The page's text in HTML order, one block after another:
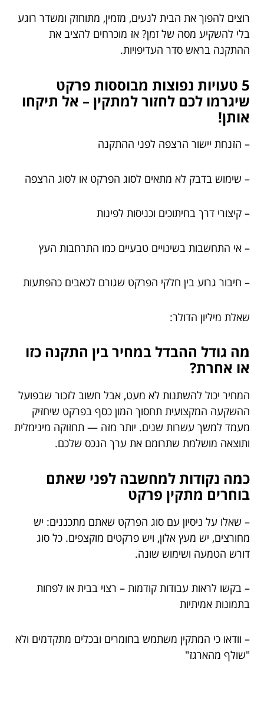
רוצים להפוך את הבית לנעים, מזמין, מתוחזק ומשדר רוגע
בלי להשקיע מסה של זמן? אז מוכרחים להציב את
ההתקנה בראש סדר העדיפויות.
5 טעויות נפוצות מבוססות פרקט
שיגרמו לכם לחזור למתקין – אל תיקחו
אותן!
– הזנחת יישור הרצפה לפני ההתקנה
– שימוש בדבק לא מתאים לסוג הפרקט או לסוג הרצפה
– קיצורי דרך בחיתוכים וכניסות לפינות
– אי התחשבות בשינויים טבעיים כמו התרחבות העץ
– חיבור גרוע בין חלקי הפרקט שגורם לכאבים כהפתעות
שאלת מיליון הדולר:
מה גודל ההבדל במחיר בין התקנה כזו
או אחרת?
המחיר יכול להשתנות לא מעט, אבל חשוב לזכור שבפועל
ההשקעה המקצועית תחסוך המון כסף בפרקט שיחזיק
מעמד למשך עשרות שנים. יותר מזה — תחזוקה מינימלית
ותוצאה מושלמת שתרומם את ערך הנכס שלכם.
כמה נקודות למחשבה לפני שאתם
בוחרים מתקין פרקט
– שאלו על ניסיון עם סוג הפרקט שאתם מתכננים: יש
מחורצים, יש מעץ אלון, ויש פרקטים מוקצפים. כל סוג
דורש הטמעה ושימוש שונה.
– בקשו לראות עבודות קודמות – רצוי בבית או לפחות
בתמונות אמיתיות
– וודאו כי המתקין משתמש בחומרים ובכלים מתקדמים ולא
"שולף מהארגז"